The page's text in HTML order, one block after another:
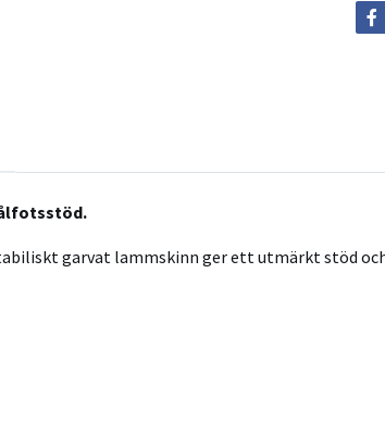
garvat lammskinn ger ett utmärkt stöd